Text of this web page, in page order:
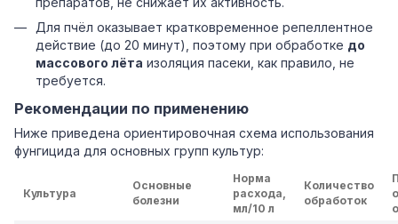
Для пчёл оказывает кратковременное репеллентное
действие (до 20 минут), поэтому при обработке до
массового лёта изоляция пасеки, как правило, не
требуется.
Рекомендации по применению
Ниже приведена ориентировочная схема использования
фунгицида для основных групп культур:
Культура
Основные
болезни
Норма
расхода,
мл/10 л
Количество
обработок